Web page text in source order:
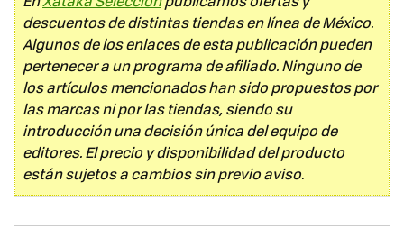
descuentos de distintas tiendas en línea de México.
Algunos de los enlaces de esta publicación pueden
pertenecer a un programa de afiliado. Ninguno de
los artículos mencionados han sido propuestos por
las marcas ni por las tiendas, siendo su
introducción una decisión única del equipo de
editores. El precio y disponibilidad del producto
están sujetos a cambios sin previo aviso.